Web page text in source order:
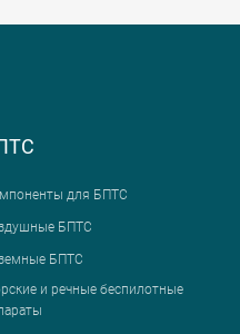
для БПТС
БПТС
БПТС
и речные беспилотные